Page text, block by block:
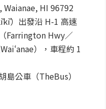
HI 96792
）出發沿 H-1 高速
Farrington Hwy／
），車程約 1
島公車（TheBus）